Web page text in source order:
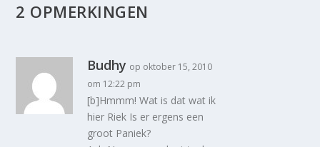
2 OPMERKINGEN
Budhy op oktober 15, 2010
om 12:22 pm
[b]Hmmm! Wat is dat wat ik
hier Riek Is er ergens een
groot Paniek?